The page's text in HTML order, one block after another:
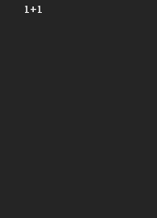
1+1